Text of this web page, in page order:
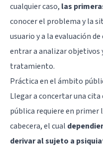
cualquier caso, las
conocer el problema y la
usuario y a la evaluación
entrar a analizar objetivos
tratamiento.
Práctica en el ámbito
Llegar a concertar una
pública requiere en primer
cabecera, el cual
derivar al sujeto a